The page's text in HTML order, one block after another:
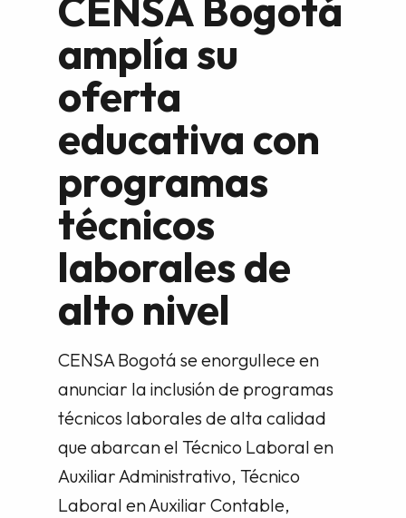
CENSA Bogotá
amplía su
oferta
educativa con
programas
técnicos
laborales de
alto nivel
CENSA Bogotá se enorgullece en
anunciar la inclusión de programas
técnicos laborales de alta calidad
que abarcan el Técnico Laboral en
Auxiliar Administrativo, Técnico
Laboral en Auxiliar Contable,